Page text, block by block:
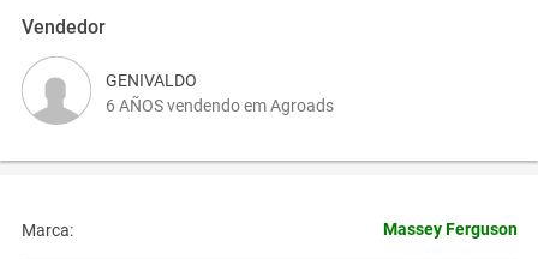
Vendedor
GENIVALDO
6 AÑOS vendendo em Agroads
Marca: Massey Ferguson